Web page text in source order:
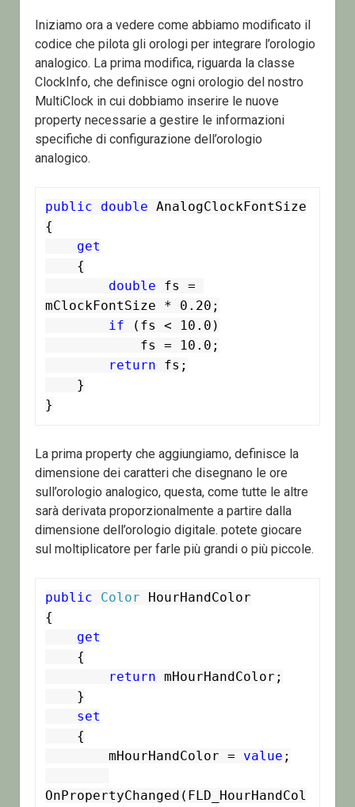
Iniziamo ora a vedere come abbiamo modificato il
codice che pilota gli orologi per integrare l’orologio
analogico. La prima modifica, riguarda la classe
ClockInfo, che definisce ogni orologio del nostro
MultiClock in cui dobbiamo inserire le nuove
property necessarie a gestire le informazioni
specifiche di configurazione dell’orologio
analogico.
public double AnalogClockFontSize
{
get
double fs =
mClockFontSize * 0.20;
if (fs < 10.0)
return fs;
}
La prima property che aggiungiamo, definisce la
dimensione dei caratteri che disegnano le ore
sull’orologio analogico, questa, come tutte le altre
sarà derivata proporzionalmente a partire dalla
dimensione dell’orologio digitale. potete giocare
sul moltiplicatore per farle più grandi o più piccole.
public Color HourHandColor
{
get
return mHourHandColor;
set
        mHourHandColor =
value ;
OnPropertyChanged(FLD_HourHandCol